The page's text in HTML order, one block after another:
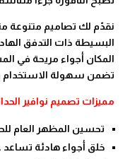
نقدّم لك تصاميم متنوعة مثل
البسيطة ذات التدفق
المكان أجواء مريحة في
تضمن سهولة الاستخدام
مميزات تصميم نوافير
تحسين المظهر العام
خلق أجواء هادئة تساعد